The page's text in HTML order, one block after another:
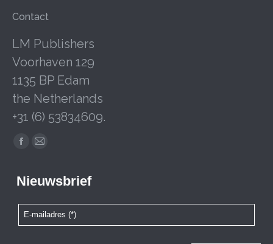
Contact
LM Publishers
Voorhaven 129
1135 BP Edam
the Netherlands
+31 (6) 53834609.
Facebook
opens
new
window
Mail
opens
new
window